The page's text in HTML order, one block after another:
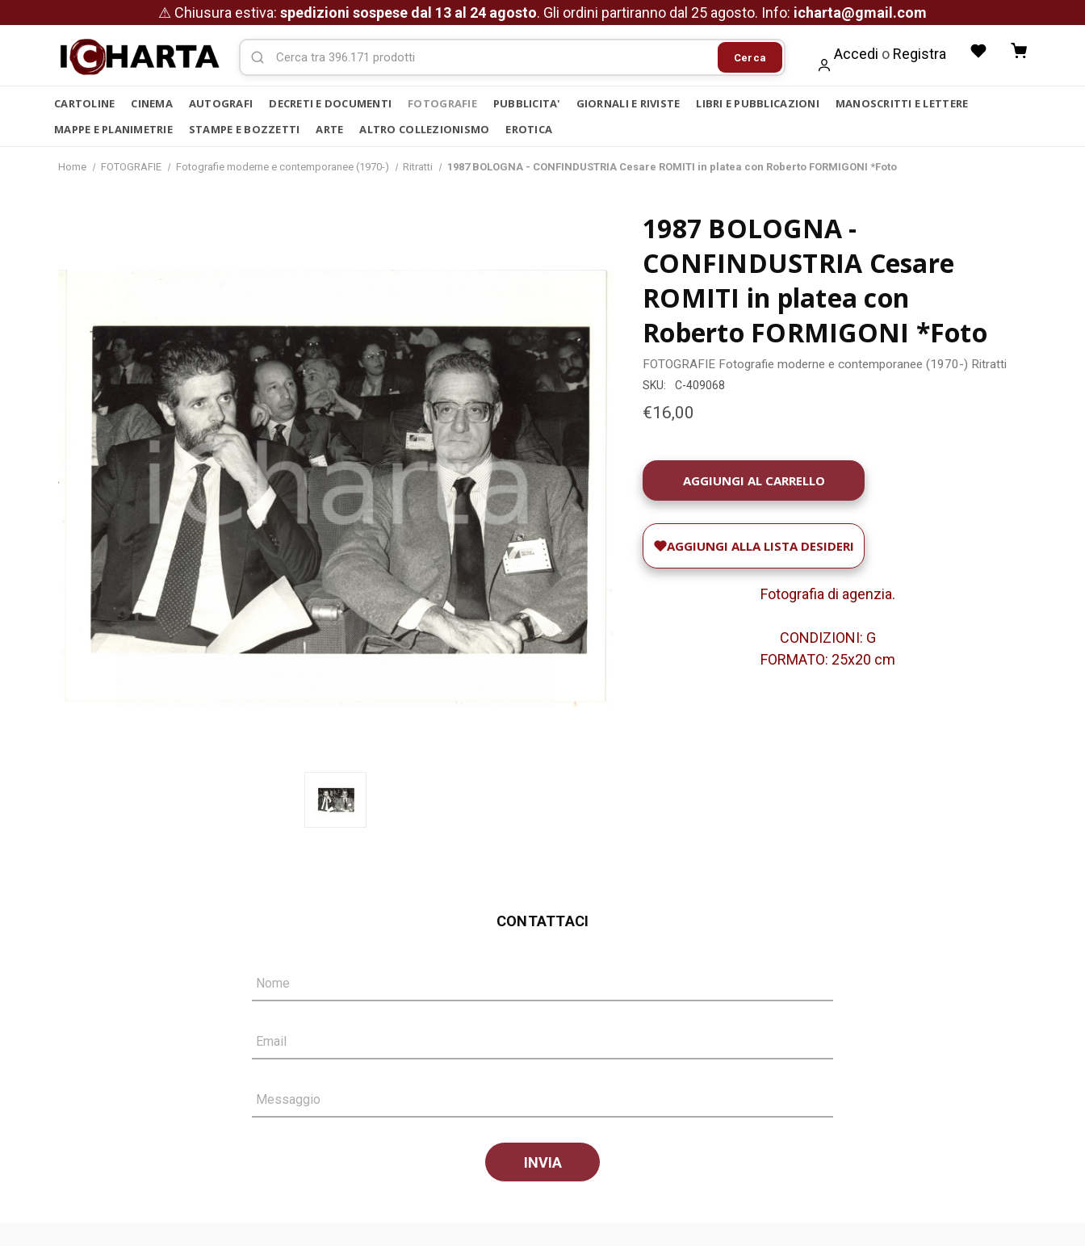
⚠ Chiusura estiva: spedizioni sospese dal 13 al 24 agosto. Gli ordini partiranno dal 25 agosto. Info: icharta@gmail.com
Cerca Accedi o Registra
CARTOLINE CINEMA AUTOGRAFI DECRETI E DOCUMENTI FOTOGRAFIE PUBBLICITA' GIORNALI E RIVISTE LIBRI E PUBBLICAZIONI
MANOSCRITTI E LETTERE
MAPPE E PLANIMETRIE
STAMPE E BOZZETTI ARTE ALTRO COLLEZIONISMO EROTICA
Home FOTOGRAFIE Fotografie moderne e contemporanee (1970-) Ritratti 1987 BOLOGNA - CONFINDUSTRIA Cesare ROMITI in platea con Roberto FORMIGONI *Foto
1987 BOLOGNA -
CONFINDUSTRIA Cesare
ROMITI in platea con
Roberto FORMIGONI *Foto
FOTOGRAFIE Fotografie moderne e contemporanee (1970-) Ritratti
SKU: C-409068
€16,00
DISPONIBILITÀ
ATTUALE:
AGGIUNGI ALLA LISTA DESIDERI
Fotografia di agenzia.
CONDIZIONI: G
FORMATO: 25x20 cm
CONTATTACI
Nome
Email
Messaggio